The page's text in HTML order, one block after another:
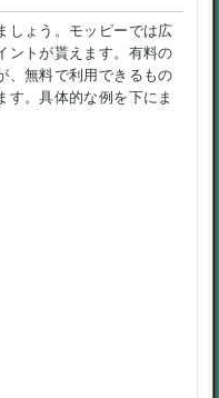
しょう。モッピーでは広
ントが貰えます。有料の
、無料で利用できるもの
す。具体的な例を下にま